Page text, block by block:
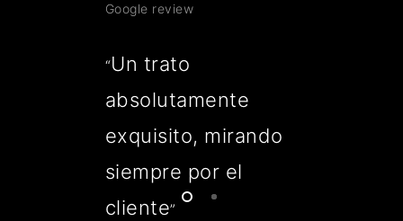
Google review
“Un trato
absolutamente
exquisito, mirando
siempre por el
cliente”